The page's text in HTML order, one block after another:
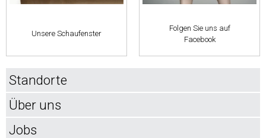
Unsere Schaufenster
Folgen Sie uns auf
Facebook
Standorte
Über uns
Jobs